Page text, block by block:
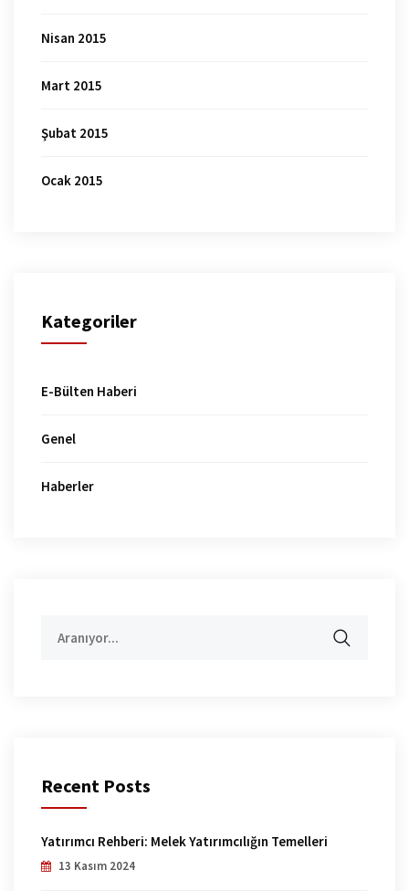
Nisan 2015
Mart 2015
Şubat 2015
Ocak 2015
Kategoriler
E-Bülten Haberi
Genel
Haberler
Recent Posts
Yatırımcı Rehberi: Melek Yatırımcılığın Temelleri
13 Kasım 2024